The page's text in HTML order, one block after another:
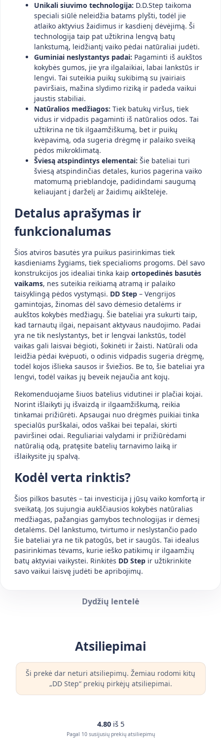
Unikali siuvimo technologija: D.D.Step taikoma
speciali siūlė neleidžia batams plyšti, todėl jie
atlaiko aktyvius žaidimus ir kasdienį dėvėjimą. Ši
technologija taip pat užtikrina lengvą batų
lankstumą, leidžiantį vaiko pėdai natūraliai judėti.
Guminiai neslystantys padai: Pagaminti iš aukštos
kokybės gumos, jie yra ilgalaikiai, labai lankstūs ir
lengvi. Tai suteikia puikų sukibimą su įvairiais
paviršiais, mažina slydimo riziką ir padeda vaikui
jaustis stabiliai.
Natūralios medžiagos: Tiek batukų viršus, tiek
vidus ir vidpadis pagaminti iš natūralios odos. Tai
užtikrina ne tik ilgaamžiškumą, bet ir puikų
kvėpavimą, oda sugeria drėgmę ir palaiko sveiką
pėdos mikroklimatą.
Šviesą atspindintys elementai: Šie bateliai turi
šviesą atspindinčias detales, kurios pagerina vaiko
matomumą prieblandoje, padidindami saugumą
keliaujant į darželį ar žaidimų aikštelėje.
Detalus aprašymas ir
funkcionalumas
Šios atviros basutės yra puikus pasirinkimas tiek
kasdieniams žygiams, tiek specialioms progoms. Dėl savo
konstrukcijos jos idealiai tinka kaip ortopedinės basutės
vaikams, nes suteikia reikiamą atramą ir palaiko
taisyklingą pėdos vystymąsi. DD Step – Vengrijos
gamintojas, žinomas dėl savo dėmesio detalėms ir
aukštos kokybės medžiagų. Šie bateliai yra sukurti taip,
kad tarnautų ilgai, nepaisant aktyvaus naudojimo. Padai
yra ne tik neslystantys, bet ir lengvai lankstūs, todėl
vaikas gali laisvai bėgioti, šokinėti ir žaisti. Natūrali oda
leidžia pėdai kvėpuoti, o odinis vidpadis sugeria drėgmę,
todėl kojos išlieka sausos ir šviežios. Be to, šie bateliai yra
lengvi, todėl vaikas jų beveik nejaučia ant kojų.
Rekomenduojame šiuos batelius vidutinei ir plačiai kojai.
Norint išlaikyti jų išvaizdą ir ilgaamžiškumą, reikia
tinkamai prižiūrėti. Apsaugai nuo drėgmės puikiai tinka
specialūs purškalai, odos vaškai bei tepalai, skirti
paviršinei odai. Reguliariai valydami ir prižiūrėdami
natūralią odą, pratęsite batelių tarnavimo laiką ir
išlaikysite jų spalvą.
Kodėl verta rinktis?
Šios pilkos basutės – tai investicija į jūsų vaiko komfortą ir
sveikatą. Jos sujungia aukščiausios kokybės natūralias
medžiagas, pažangias gamybos technologijas ir dėmesį
detalėms. Dėl lankstumo, tvirtumo ir neslystančio pado
šie bateliai yra ne tik patogūs, bet ir saugūs. Tai idealus
pasirinkimas tėvams, kurie ieško patikimų ir ilgaamžių
batų aktyviai vaikystei. Rinkitės DD Step ir užtikrinkite
savo vaikui laisvę judėti be apribojimų.
Dydžių lentelė
Atsiliepimai
Ši prekė dar neturi atsiliepimų. Žemiau rodomi kitų
„DD Step“ prekių pirkėjų atsiliepimai.
4.80 iš 5
Pagal 10 susijusių prekių atsiliepimų